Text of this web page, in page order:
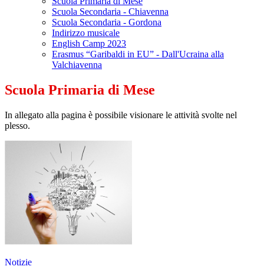
Scuola Secondaria - Chiavenna
Scuola Secondaria - Gordona
Indirizzo musicale
English Camp 2023
Erasmus “Garibaldi in EU” - Dall'Ucraina alla
Valchiavenna
Scuola Primaria di Mese
In allegato alla pagina è possibile visionare le attività svolte nel
plesso.
Notizie